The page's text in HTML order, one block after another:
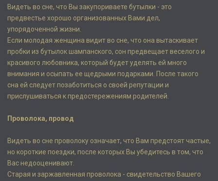
Видеть во сне, что Вы закупориваете бутылки - это
предвестье хорошо организованных Вами дел,
упорядоченной жизни.
Если молодая женщина видит во сне, что она вытаскивает
пробки из бутылок шампанского, сон предвещает веселого и
красивого любовника, который будет уделять ей много
внимания и осыпать ее щедрыми подарками. После такого
сна ей следует позаботиться о своей репутации и
прислушиваться к предостережениям родителей.
Проволока, провод
Видеть во сне проволоку означает, что Вам предстоят частые,
но короткие поездки, после которых Вы убедитесь в том, что
Вас недооценивают.
Старая и заржавленная проволока - свидетельство Вашего